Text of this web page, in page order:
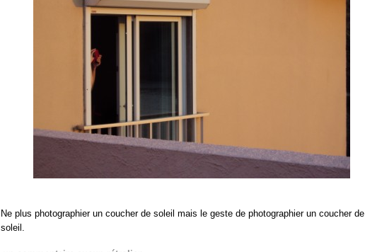
Ne plus photographier un coucher de soleil mais le geste de photographier un coucher de
soleil.